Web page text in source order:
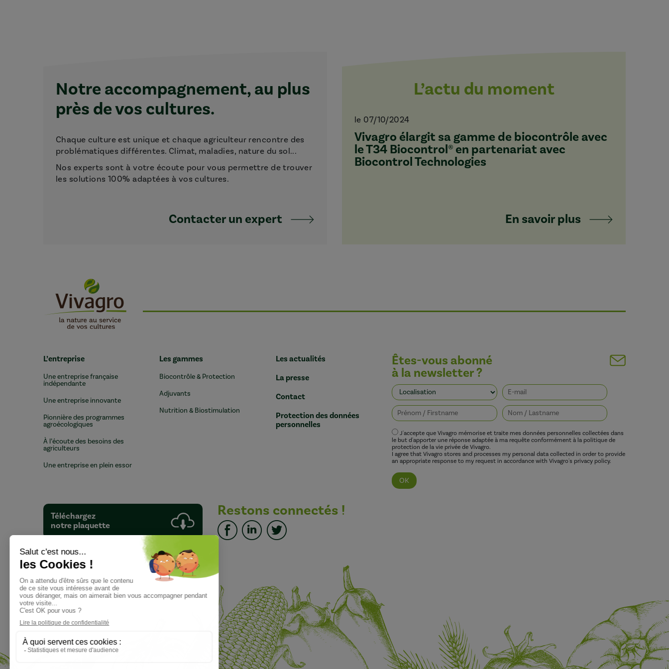
Notre accompagnement, au plus
près de vos cultures.
Chaque culture est unique et chaque agriculteur rencontre des
problématiques différentes. Climat, maladies, nature du sol...
Nos experts sont à votre écoute pour vous permettre de trouver
les solutions 100% adaptées à vos cultures.
Contacter un expert
L’actu du moment
le 07/10/2024
Vivagro élargit sa gamme de biocontrôle avec
le T34 Biocontrol® en partenariat avec
Biocontrol Technologies
En savoir plus
L’entreprise
Une entreprise française
indépendante
Une entreprise innovante
Pionnière des programmes
agroécologiques
À l’écoute des besoins des
agriculteurs
Une entreprise en plein essor
Les gammes
Biocontrôle & Protection
Adjuvants
Nutrition & Biostimulation
Les actualités
La presse
Contact
Protection des données
personnelles
Téléchargez
notre plaquette
Restons connectés !
Êtes-vous abonné
à la newsletter ?
J'accepte que Vivagro mémorise et traite mes données personnelles collectées dans
le but d'apporter une réponse adaptée à ma requête conformément à la politique de
protection de la vie privée de Vivagro.
I agree that Vivagro stores and processes my personal data collected in order to provide
an appropriate response to my request in accordance with Vivagro's privacy policy.